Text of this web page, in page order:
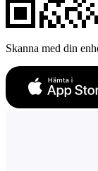
Skanna med din